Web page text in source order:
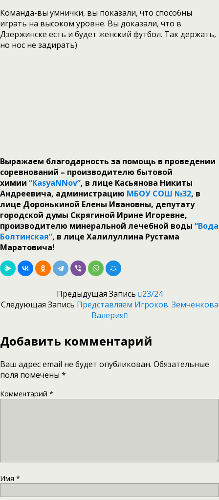
Команда-вы умнички, вы показали, что способны
играть на высоком уровне. Вы доказали, что в
Дзержинске есть и будет женский футбол. Так держать,
но нос не задирать)
Выражаем благодарность за помощь в проведении
соревнований – производителю бытовой
химии “KasyaNNov”, в лице Касьянова Никиты
Андреевича, администрацию МБОУ СОШ №32, в
лице Доронькиной Елены Ивановны, депутату
городской думы Скрягиной Ирине Игоревне,
производителю минеральной лечебной воды “Вода
Болтинская”, в лице Халилуллина Рустама
Маратовича!
Предыдущая Запись
23/24
Следующая Запись Представляем Игроков. Земченкова
Валерия
Добавить комментарий
Ваш адрес email не будет опубликован. Обязательные
поля помечены *
Комментарий *
Имя *